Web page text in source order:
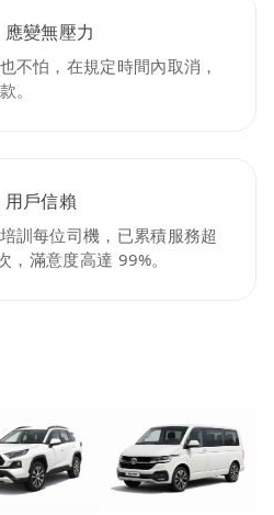
變無壓力
不怕，在規定時間內取消，
。
戶信賴
訓每位司機，已累積服務超
，滿意度高達 99%。